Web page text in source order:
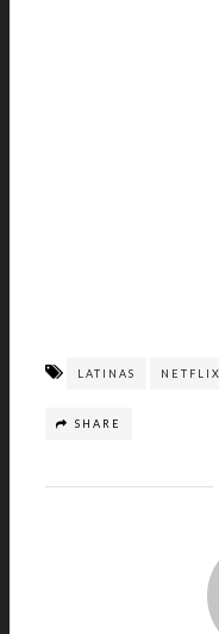
LATINAS NETFLIX
SHARE